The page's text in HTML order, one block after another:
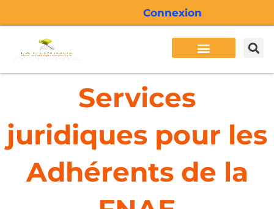
au
Connexion
Services
juridiques pour les
Adhérents de la